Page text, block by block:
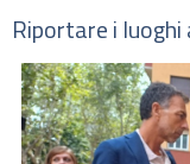
Riportare i